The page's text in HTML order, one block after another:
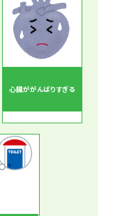
心臓ががんばりすぎる